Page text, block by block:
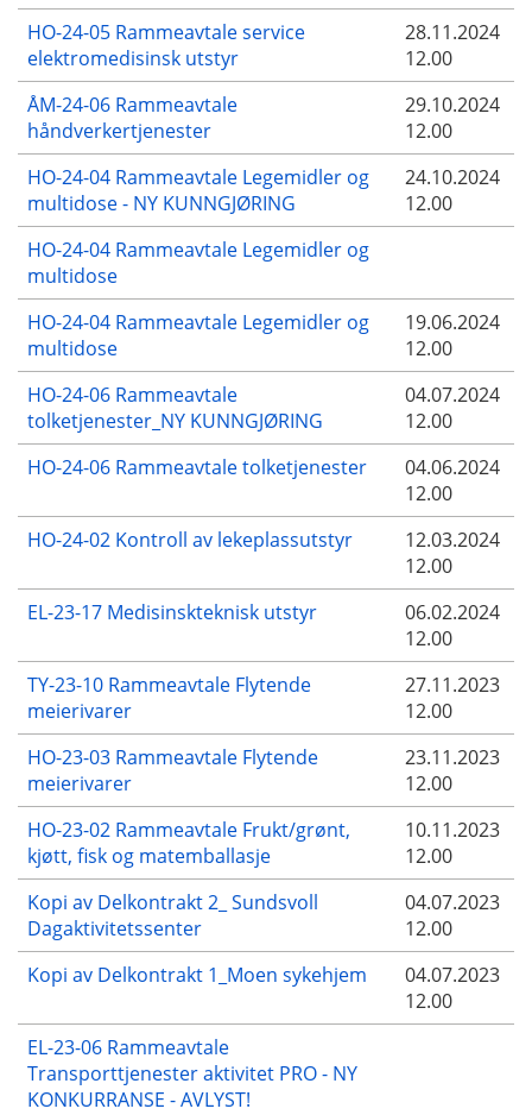
HO-24-05 Rammeavtale service
elektromedisinsk utstyr
28.11.2024
12.00
ÅM-24-06 Rammeavtale
håndverkertjenester
29.10.2024
12.00
HO-24-04 Rammeavtale Legemidler og
multidose - NY KUNNGJØRING
24.10.2024
12.00
HO-24-04 Rammeavtale Legemidler og
multidose
HO-24-04 Rammeavtale Legemidler og
multidose
19.06.2024
12.00
HO-24-06 Rammeavtale
tolketjenester_NY KUNNGJØRING
04.07.2024
12.00
HO-24-06 Rammeavtale tolketjenester
04.06.2024
12.00
HO-24-02 Kontroll av lekeplassutstyr
12.03.2024
12.00
EL-23-17 Medisinskteknisk utstyr
06.02.2024
12.00
TY-23-10 Rammeavtale Flytende
meierivarer
27.11.2023
12.00
HO-23-03 Rammeavtale Flytende
meierivarer
23.11.2023
12.00
HO-23-02 Rammeavtale Frukt/grønt,
kjøtt, fisk og matemballasje
10.11.2023
12.00
Kopi av Delkontrakt 2_ Sundsvoll
Dagaktivitetssenter
04.07.2023
12.00
Kopi av Delkontrakt 1_Moen sykehjem
04.07.2023
12.00
EL-23-06 Rammeavtale
Transporttjenester aktivitet PRO - NY
KONKURRANSE - AVLYST!